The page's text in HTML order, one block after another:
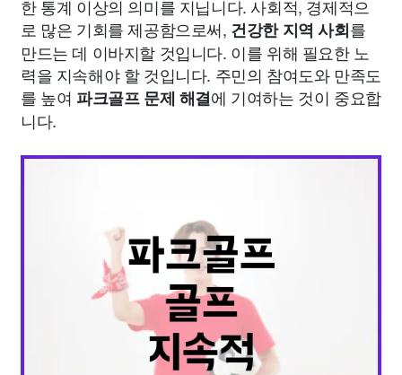
한 통계 이상의 의미를 지닙니다. 사회적, 경제적으
로 많은 기회를 제공함으로써, 건강한 지역 사회를
만드는 데 이바지할 것입니다. 이를 위해 필요한 노
력을 지속해야 할 것입니다. 주민의 참여도와 만족도
를 높여 파크골프 문제 해결에 기여하는 것이 중요합
니다.